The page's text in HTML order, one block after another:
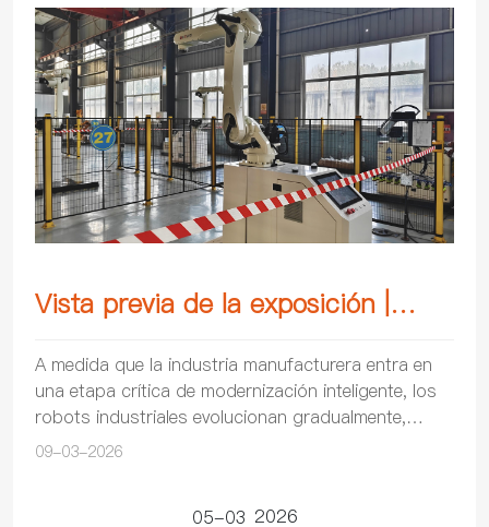
Vista previa de la exposición |
Kewei Robotics exhibirá sus
productos en la Feria Industrial
Internacional de Chengdu 2026
A medida que la industria manufacturera entra en
una etapa crítica de modernización inteligente, los
robots industriales evolucionan gradualmente,
pasando de ser simples equipos a convertirse en
09-03-2026
05-03 2026